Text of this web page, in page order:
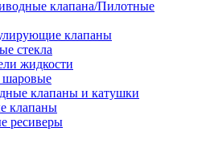
клапана/Пилотные
клапаны
стекла
жидкости
клапаны и катушки
клапаны
ресиверы